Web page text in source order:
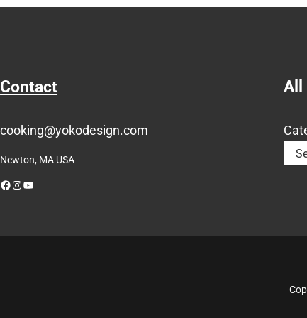
Contact
cooking@yokodesign.com
Newton, MA USA
Facebook
Instagram
YouTube
All